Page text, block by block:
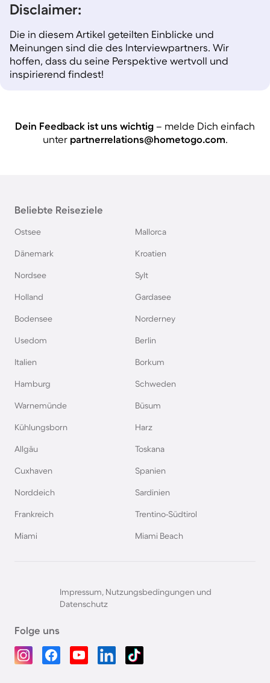
Disclaimer:
Die in diesem Artikel geteilten Einblicke und
Meinungen sind die des Interviewpartners. Wir
hoffen, dass du seine Perspektive wertvoll und
inspirierend findest!
Dein Feedback ist uns wichtig – melde Dich einfach
unter partnerrelations@hometogo.com
Beliebte Reiseziele
Ostsee Mallorca
Dänemark Kroatien
Nordsee Sylt
Holland Gardasee
Bodensee Norderney
Usedom Berlin
Italien Borkum
Hamburg Schweden
Warnemünde Büsum
Kühlungsborn Harz
Allgäu Toskana
Cuxhaven Spanien
Norddeich Sardinien
Frankreich Trentino-Südtirol
Miami Miami Beach
Impressum, Nutzungsbedingungen und
Datenschutz
Folge uns